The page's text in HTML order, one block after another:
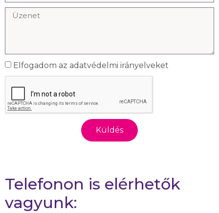
Elfogadom az adatvédelmi irányelveket
Küldés
Telefonon is elérhetők
vagyunk: